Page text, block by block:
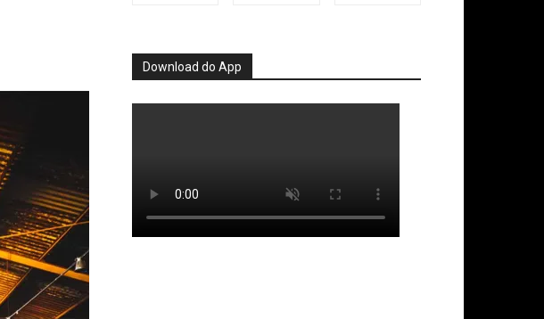
Download do App